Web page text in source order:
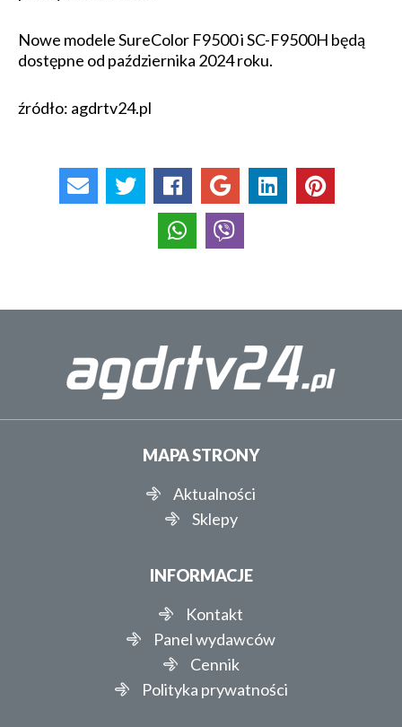
Nowe modele SureColor F9500 i SC-F9500H będą
dostępne od października 2024 roku.
źródło: agdrtv24.pl
MAPA STRONY
Aktualności
Sklepy
INFORMACJE
Kontakt
Panel wydawców
Cennik
Polityka prywatności